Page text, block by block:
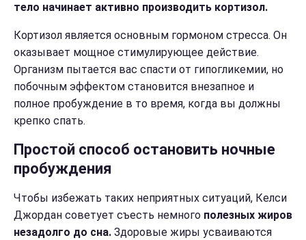
тело начинает активно производить кортизол.
Кортизол является основным гормоном стресса. Он
оказывает мощное стимулирующее действие.
Организм пытается вас спасти от гипогликемии, но
побочным эффектом становится внезапное и
полное пробуждение в то время, когда вы должны
крепко спать.
Простой способ остановить ночные
пробуждения
Чтобы избежать таких неприятных ситуаций, Келси
Джордан советует съесть немного полезных жиров
незадолго до сна. Здоровые жиры усваиваются